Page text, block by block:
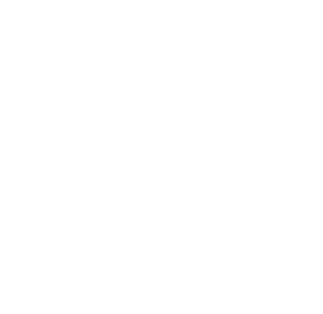
áll rendelkezésre. A szállodában konferenciaterem
angol és török. Hitelkártyák: Visa és
hajszárító, műholdas TV, széf, minibár, vízforraló
kanapéágy található. A szálloda lakosztályban is